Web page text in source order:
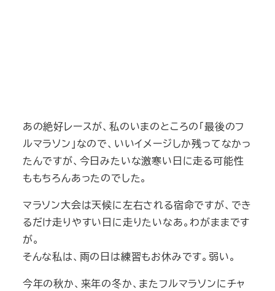
あの絶好レースが、私のいまのところの「最後のフ
ルマラソン」なので、いいイメージしか残ってなかっ
たんですが、今日みたいな激寒い日に走る可能性
ももちろんあったのでした。
マラソン大会は天候に左右される宿命ですが、でき
るだけ走りやすい日に走りたいなあ。わがままです
が。
そんな私は、雨の日は練習もお休みです。弱い。
今年の秋か、来年の冬か、またフルマラソンにチャ